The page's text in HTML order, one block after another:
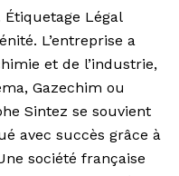
Légal
L’entreprise a
et de l’industrie,
Gazechim ou
Sintez se souvient
avec succès grâce à
société française